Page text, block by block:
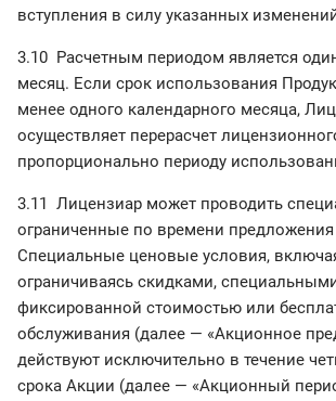
вступления в силу указанных
3.10 Расчетным периодом является
месяц. Если срок использования
менее одного календарного месяца,
осуществляет перерасчет
пропорционально периоду
3.11 Лицензиар может проводить
ограниченные по времени
Специальные ценовые условия,
ограничиваясь скидками,
фиксированной стоимостью или
обслуживания (далее — «Акционное
действуют исключительно в течение
срока Акции (далее — «Акционный